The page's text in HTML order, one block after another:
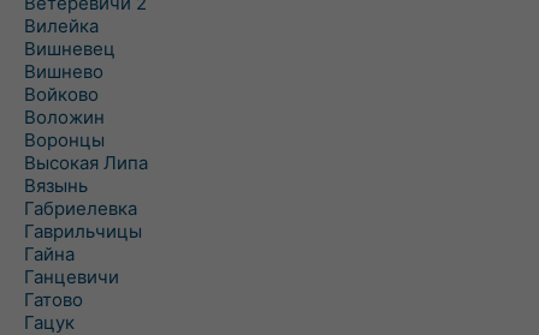
Вилейка
Вишневец
Вишнево
Войково
Воложин
Воронцы
Высокая Липа
Вязынь
Габриелевка
Гаврильчицы
Гайна
Ганцевичи
Гатово
Гацук